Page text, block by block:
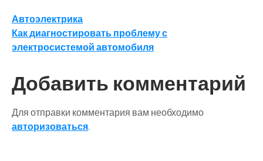
Навигация
по
Автоэлектрика
Как диагностировать проблему с
электросистемой автомобиля
Добавить комментарий
Для отправки комментария вам необходимо
авторизоваться.